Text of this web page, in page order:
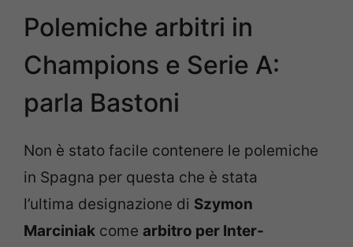
Polemiche arbitri in
Champions e Serie A:
parla Bastoni
Non è stato facile contenere le polemiche
in Spagna per questa che è stata
l’ultima designazione di Szymon
Marciniak come arbitro per Inter-